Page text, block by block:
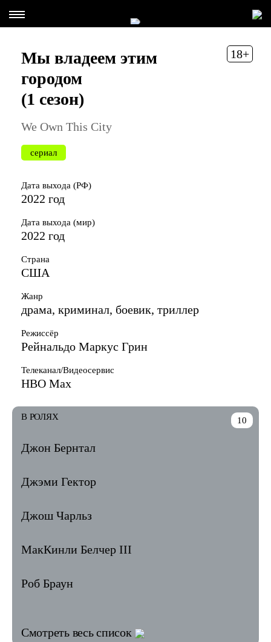
18+
Мы владеем этим
городом
(1 сезон)
We Own This City
сериал
Дата выхода (РФ)
2022 год
Дата выхода (мир)
2022 год
Страна
США
Жанр
драма, криминал, боевик, триллер
Режиссёр
Рейнальдо Маркус Грин
Телеканал/Видеосервис
HBO Max
10
В РОЛЯХ
Джон Бернтал
Джэми Гектор
Джош Чарльз
МакКинли Белчер III
Роб Браун
Смотреть весь список